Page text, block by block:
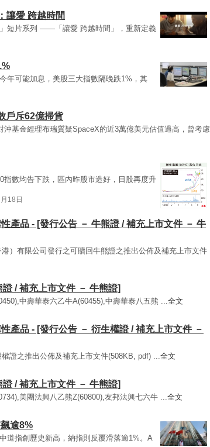
讓愛 跨越時間
短片系列 ——「讓愛 跨越時間」，重新定義
年可能加息，美股三大指數隔晚跌1%，其
戶斥62億掃貨
基金經理布瑞質疑SpaceX的近3萬億美元估值過高，曾考慮
數均告下跌，區內昨股市造好，日股再度升
18日
產品 - [發行公告 － 牛熊證 / 補充上市文件 － 牛
）有限公司發行之可贖回牛熊證之推出公佈及補充上市文件
/ 補充上市文件 － 牛熊證]
中壽華泰六乙牛A(60455),中壽華泰八五熊 ...全文
產品 - [發行公告 － 衍生權證 / 補充上市文件 －
證之推出公佈及補充上市文件(508KB, pdf) ...全文
/ 補充上市文件 － 牛熊證]
美團法興八乙熊Z(60800),友邦法興七六牛 ...全文
逾8%
道指創歷史新高，納指則反覆滑落逾1%。A